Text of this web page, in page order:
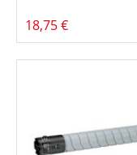
18,75 €